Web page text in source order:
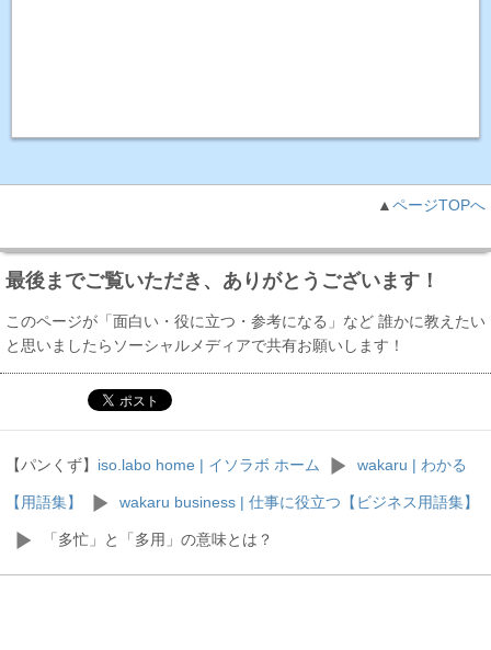
▲ページTOPへ
最後までご覧いただき、ありがとうございます！
このページが「面白い・役に立つ・参考になる」など 誰かに教えたい
と思いましたらソーシャルメディアで共有お願いします！
【パンくず】 iso.labo home | イソラボ ホーム wakaru | わかる
【用語集】 wakaru business | 仕事に役立つ【ビジネス用語集】
「多忙」と「多用」の意味とは？